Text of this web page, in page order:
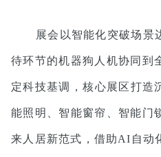
展会以智能化突破场景
待环节的机器狗人机协同到
定科技基调，核心展区打
能照明、智能窗帘、智能门
来人居新范式，借助AI自动